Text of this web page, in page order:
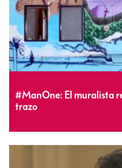
#ManOne: El muralista
trazo